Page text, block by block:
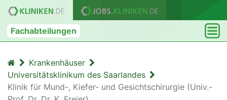
Fachabteilungen
Krankenhäuser
Universitätsklinikum des Saarlandes
Klinik für Mund-, Kiefer- und Gesichtschirurgie (Univ.-